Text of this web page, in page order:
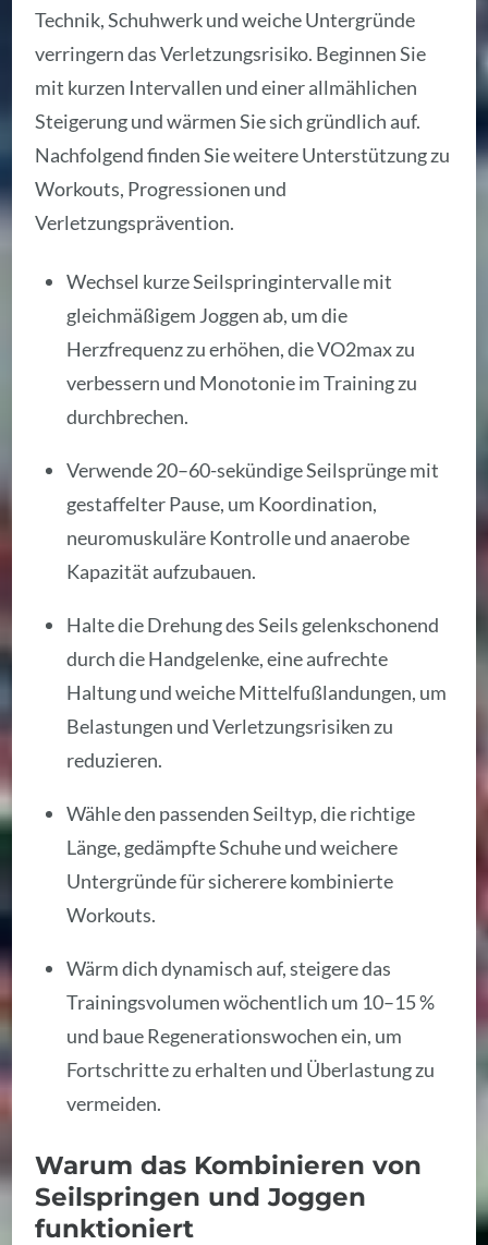
Technik, Schuhwerk und weiche Untergründe
verringern das Verletzungsrisiko. Beginnen Sie
mit kurzen Intervallen und einer allmählichen
Steigerung und wärmen Sie sich gründlich auf.
Nachfolgend finden Sie weitere Unterstützung zu
Workouts, Progressionen und
Verletzungsprävention.
Wechsel kurze Seilspringintervalle mit
gleichmäßigem Joggen ab, um die
Herzfrequenz zu erhöhen, die VO2max zu
verbessern und Monotonie im Training zu
durchbrechen.
Verwende 20–60-sekündige Seilsprünge mit
gestaffelter Pause, um Koordination,
neuromuskuläre Kontrolle und anaerobe
Kapazität aufzubauen.
Halte die Drehung des Seils gelenkschonend
durch die Handgelenke, eine aufrechte
Haltung und weiche Mittelfußlandungen, um
Belastungen und Verletzungsrisiken zu
reduzieren.
Wähle den passenden Seiltyp, die richtige
Länge, gedämpfte Schuhe und weichere
Untergründe für sicherere kombinierte
Workouts.
Wärm dich dynamisch auf, steigere das
Trainingsvolumen wöchentlich um 10–15 %
und baue Regenerationswochen ein, um
Fortschritte zu erhalten und Überlastung zu
vermeiden.
Warum das Kombinieren von
Seilspringen und Joggen
funktioniert